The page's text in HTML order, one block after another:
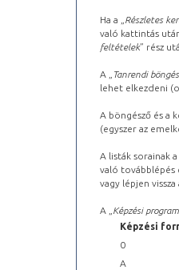
Ha a „ Részletes
való kattintás
feltételek” rész
A „ Tanrendi
lehet elkezdeni
A böngésző és a
(egyszer az
A listák sorainak
való továbblépés
vagy lépjen
A „ Képzési
Képzési
0
A